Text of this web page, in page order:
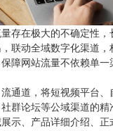
存在极大的不确定性
联动全域数字化渠道，
障网站流量不依赖单
通道，将短视频平台
群论坛等公域渠道的精
示、产品详细介绍、